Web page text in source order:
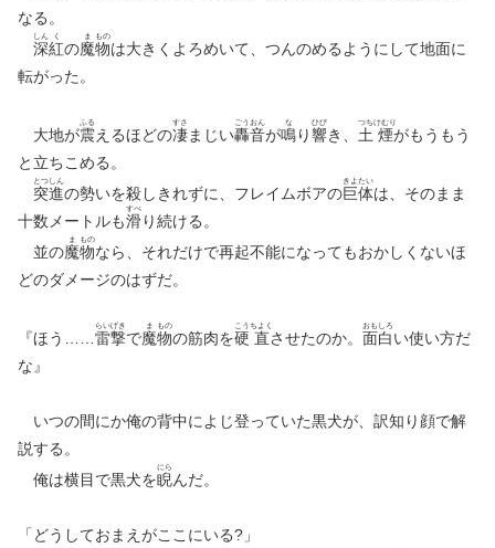
なる。
深
しん
紅
く
の魔
ま
物
もの
は大きくよろめいて、つんのめるようにして地面に
転がった。
大地が震
ふる
えるほどの凄
すさ
まじい轟
ごう
音
おん
が鳴
な
り響
ひび
き、 土
つち
煙
けむり
がもうもう
と立ちこめる。
突
とつ
進
しん
の勢いを殺しきれずに、フレイムボアの巨
きよ
体
たい
は、そのまま
十数メートルも滑
すべ
り続ける。
並の魔
ま
物
もの
なら、それだけで再起不能になってもおかしくないほ
どのダメージのはずだ。
『ほう…… 雷
らい
撃
げき
で魔
ま
物
もの
の筋肉を硬
こう
直
ちよく
させたのか。 面
おも
白
しろ
い使い方だ
な』
いつの間にか俺の背中によじ登っていた黒犬が、訳知り顔で解
説する。
俺は横目で黒犬を睨
にら
んだ。
「どうしておまえがここにいる?」